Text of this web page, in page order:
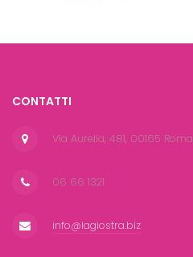
CONTATTI
Via Aurelia, 481, 00165 Roma
06 66 1321
info@lagiostra.biz